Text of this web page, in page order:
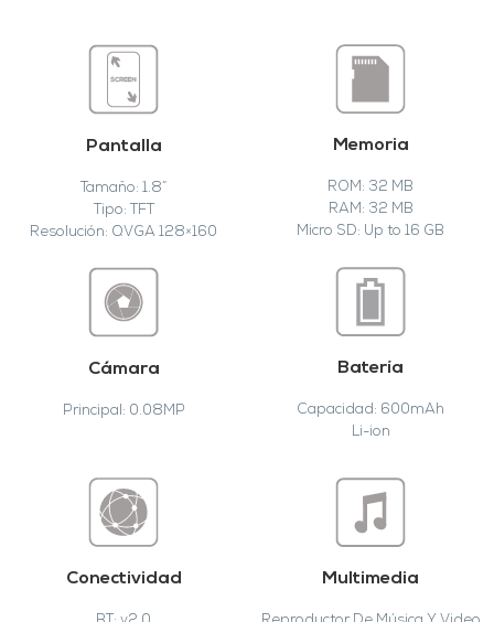
Pantalla
Tamaño: 1.8”
Tipo: TFT
Resolución: QVGA 128×160
Memoria
ROM: 32 MB
RAM: 32 MB
Micro SD: Up to 16 GB
Cámara
Principal: 0.08MP
Batería
Capacidad: 600mAh
Li-ion
Conectividad Multimedia